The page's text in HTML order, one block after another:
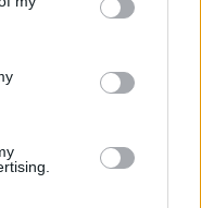
állások hiánya
az oktatásban
betöltetlen
miatt,